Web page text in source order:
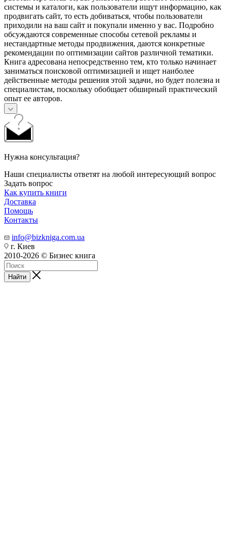
системы и каталоги, как пользователи ищут информацию, как
продвигать сайт, то есть добиваться, чтобы пользователи
приходили на ваш сайт и покупали именно у вас. Подробно
обсуждаются современные способы сетевой рекламы и
нестандартные методы продвижения, даются конкретные
рекомендации по оптимизации сайтов различной тематики.
Книга адресована непосредственно тем, кто только начинает
заниматься поисковой оптимизацией и ищет наиболее
действенные методы решения этой задачи, но будет полезна и
специалистам, поскольку обобщает обширный практический
опыт ее авторов.
Нужна консультация?
Наши специалисты ответят на любой интересующий вопрос
Задать вопрос
Как купить книги
Доставка
Помощь
Контакты
info@bizkniga.com.ua
г. Киев
2010-2026 © Бизнес книга
Найти